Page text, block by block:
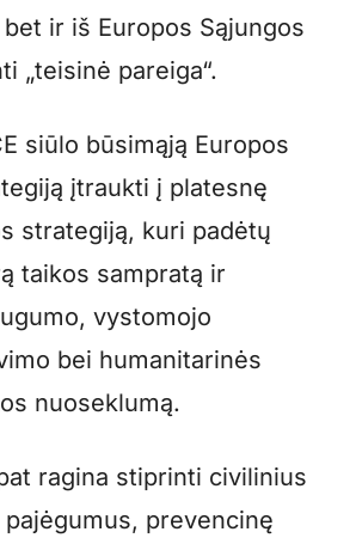
bet ir iš Europos Sąjungos
„teisinė pareiga“.
siūlo būsimąją Europos
įtraukti į platesnę
strategiją, kuri padėtų
taikos sampratą ir
vystomojo
bei humanitarinės
nuoseklumą.
ragina stiprinti civilinius
prevencinę